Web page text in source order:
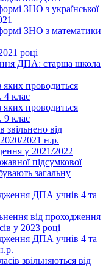
ЗНО з української
ЗНО з математики
році
ДПА: старша школа
яких проводиться
клас
яких проводиться
клас
звільнено від
2021 н.р.
у 2021/2022
підсумкової
загальну
ДПА учнів 4 та
від проходження
у 2023 році
ДПА учнів 4 та
звільняються від